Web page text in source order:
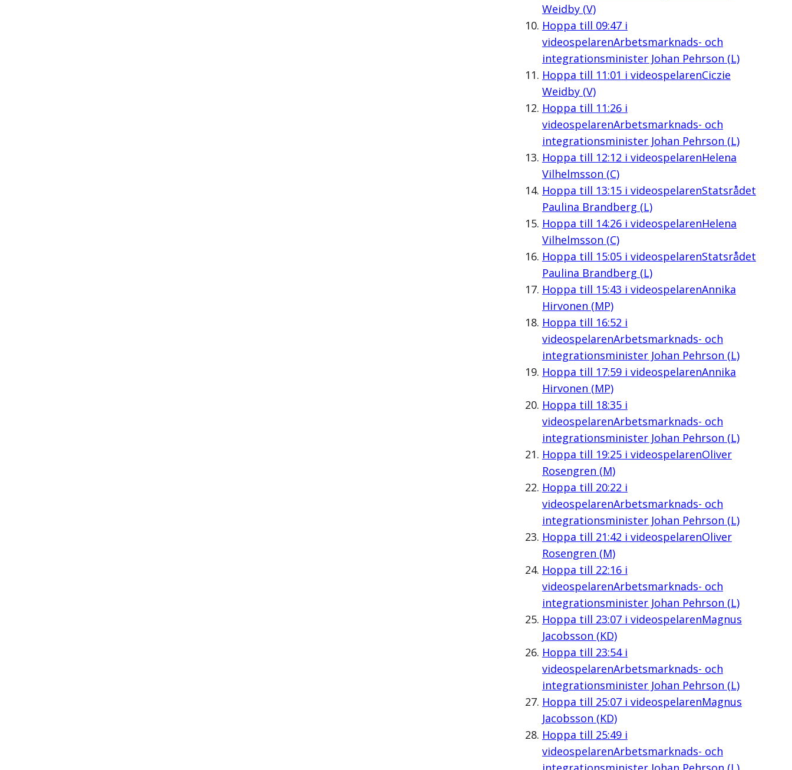
Weidby (V)
Hoppa till 09:47i
videospelarenArbetsmarknads- och
integrationsminister Johan Pehrson (L)
Hoppa till 11:01 i videospelarenCiczie
Weidby (V)
Hoppa till 11:26i
videospelarenArbetsmarknads- och
integrationsminister Johan Pehrson (L)
Hoppa till 12:12 i videospelarenHelena
Vilhelmsson (C)
Hoppa till 13:15i videospelarenStatsrådet
Paulina Brandberg (L)
Hoppa till 14:26i videospelarenHelena
Vilhelmsson (C)
Hoppa till 15:05i videospelarenStatsrådet
Paulina Brandberg (L)
Hoppa till 15:43 i videospelarenAnnika
Hirvonen (MP)
Hoppa till 16:52 i
videospelarenArbetsmarknads- och
integrationsminister Johan Pehrson (L)
Hoppa till 17:59i videospelarenAnnika
Hirvonen (MP)
Hoppa till 18:35i
videospelarenArbetsmarknads- och
integrationsminister Johan Pehrson (L)
Hoppa till 19:25i videospelarenOliver
Rosengren (M)
Hoppa till 20:22 i
videospelarenArbetsmarknads- och
integrationsminister Johan Pehrson (L)
Hoppa till 21:42 i videospelarenOliver
Rosengren (M)
Hoppa till 22:16i
videospelarenArbetsmarknads- och
integrationsminister Johan Pehrson (L)
Hoppa till 23:07i videospelarenMagnus
Jacobsson (KD)
Hoppa till 23:54i
videospelarenArbetsmarknads- och
integrationsminister Johan Pehrson (L)
Hoppa till 25:07i videospelarenMagnus
Jacobsson (KD)
Hoppa till 25:49i
videospelarenArbetsmarknads- och